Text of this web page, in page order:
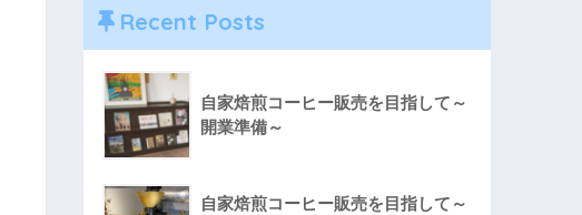
Recent Posts
自家焙煎コーヒー販売を目指して～
開業準備～
自家焙煎コーヒー販売を目指して～